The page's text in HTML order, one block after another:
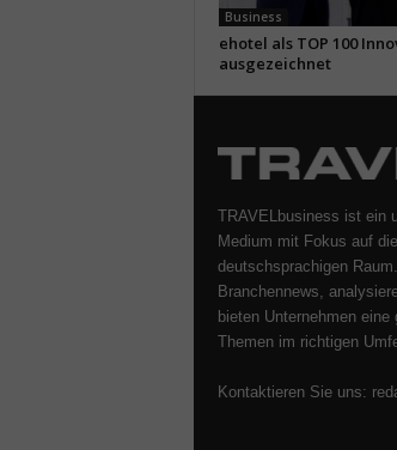
Business
ehotel als TOP 100
ausgezeichnet
TRAVELbusiness ist ein
Medium mit Fokus auf
deutschsprachigen
Branchennews,
bieten Unternehmen
Themen im richtigen
Kontaktieren Sie uns: